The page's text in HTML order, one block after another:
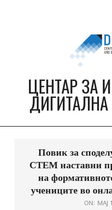
ЦЕНТАР ЗА
Повик за
СТЕМ наставни
на
учениците во
ON: МАЈ